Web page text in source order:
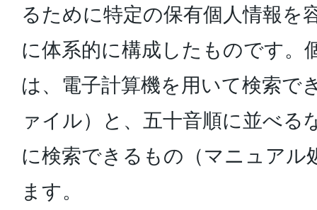
るために特定の保有個人情報を
に体系的に構成したものです。
は、電子計算機を用いて検索で
ァイル）と、五十音順に並べる
に検索できるもの（マニュアル
ます。